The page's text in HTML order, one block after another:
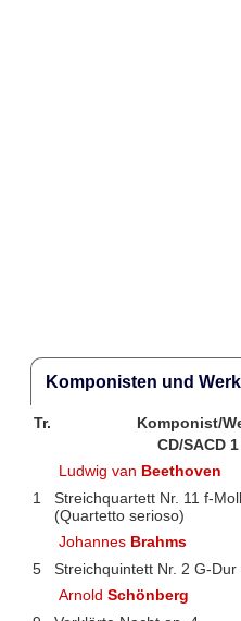
Komponisten und
Tr. Komponist/
CD/SACD 1
Ludwig van Beethoven
1
Streichquartett Nr. 11 f-
(Quartetto serioso)
Johannes Brahms
5
Streichquintett Nr. 2 G-Dur
ArnoldSchönberg